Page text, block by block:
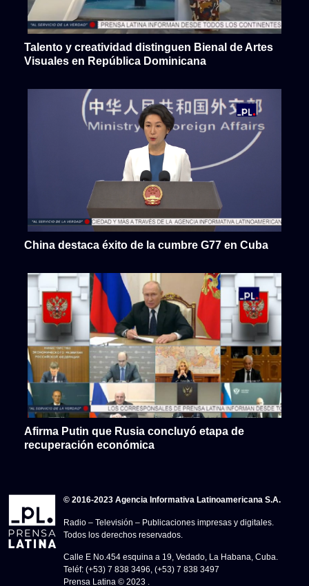
Talento y creatividad distinguen Bienal de Artes
Visuales en República Dominicana
China destaca éxito de la cumbre G77 en Cuba
Afirma Putin que Rusia concluyó etapa de
recuperación económica
© 2016-2023 Agencia Informativa Latinoamericana S.A.
Radio – Televisión – Publicaciones impresas y digitales.
Todos los derechos reservados.
Calle E No.454 esquina a 19, Vedado, La Habana, Cuba.
Teléf: (+53) 7 838 3496, (+53) 7 838 3497
Prensa Latina © 2023 .